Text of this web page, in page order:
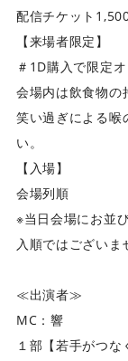
配信チケット
【来場者限定】
＃1D購入で限定
会場内は飲食物の
笑い過ぎによる喉
い。
【入場】
会場列順
※当日会場にお並
入順ではございま
≪出演者≫
MC：響
１部【若手がつな